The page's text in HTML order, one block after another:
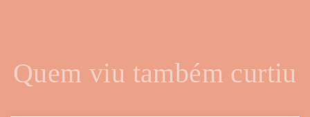
Quem viu também curtiu